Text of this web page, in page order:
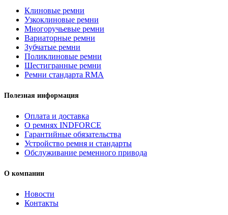
INDFORCE
Strongest
quantity
Клиновые ремни
Узкоклиновые ремни
Многоручьевые ремни
Вариаторные ремни
Зубчатые ремни
Поликлиновые ремни
Шестигранные ремни
Ремни стандарта RMA
Полезная информация
Оплата и доставка
О ремнях INDFORCE
Гарантийные обязательства
Устройство ремня и стандарты
Обслуживание ременного привода
О компании
Новости
Контакты